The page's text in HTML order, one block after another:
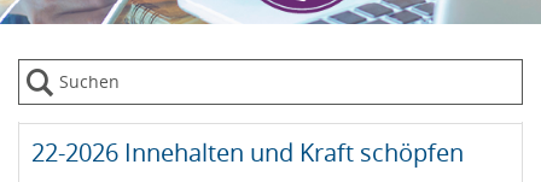
Menügruppe
Datenschutzerklärung
22-2026 Innehalten und Kraft schöpfen